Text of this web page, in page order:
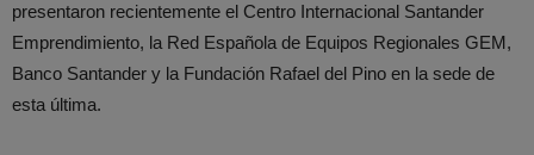
presentaron recientemente el Centro Internacional Santander
Emprendimiento, la Red Española de Equipos Regionales GEM,
Banco Santander y la Fundación Rafael del Pino en la sede de
esta última.